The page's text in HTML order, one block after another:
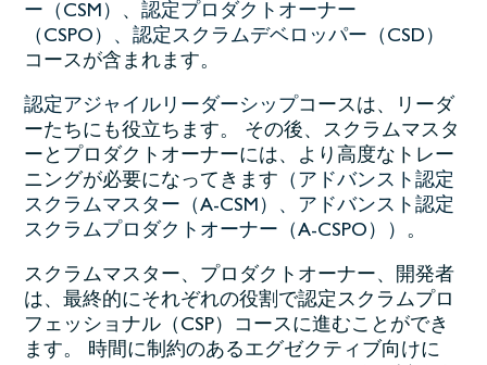
ー（CSM） 、認定プロダクトオーナー
（CSPO）、認定スクラムデベロッパー（CSD）
コースが含まれます。
認定アジャイルリーダーシップ コースは、リーダ
ーたちにも役立ちます。 その後、スクラムマスタ
ーとプロダクトオーナーには、より高度なトレー
ニングが必要になってきます （アドバンスト認定
スクラムマスター（A-CSM）、アドバンスト認定
スクラムプロダクトオーナー（A-CSPO）） 。
スクラムマスター、プロダクトオーナー、開発者
は、最終的にそれぞれの役割で認定スクラムプロ
フェッショナル（CSP）コースに進むことができ
ます。 時間に制約のあるエグゼクティブ向けに